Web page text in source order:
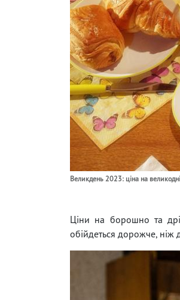
Великдень 2023: ціна на
Ціни на борошно та
обійдеться дорожче, ніж